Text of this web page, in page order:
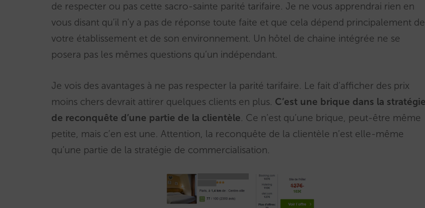
de respecter ou pas cette sacro-sainte parité tarifaire. Je ne vous apprendrai rien en
vous disant qu’il n’y a pas de réponse toute faite et que cela dépend principalement de
votre établissement et de son environnement. Un hôtel de chaine intégrée ne se
posera pas les mêmes questions qu’un indépendant.
Je vois des avantages à ne pas respecter la parité tarifaire. Le fait d’afficher des prix
moins chers devrait attirer quelques clients en plus. C’est une brique dans la stratégie
de reconquête d’une partie de la clientèle. Ce n’est qu’une brique, peut-être même
petite, mais c’en est une. Attention, la reconquête de la clientèle n’est elle-même
qu’une partie de la stratégie de commercialisation.